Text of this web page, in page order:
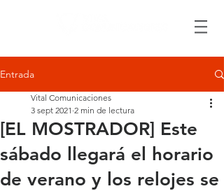
Entrada
[EL MOSTRADOR] Este
sábado llegará el horario
de verano y los relojes se
Vital Comunicaciones
3 sept 2021 2 min de lectura